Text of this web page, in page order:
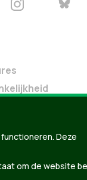
Deze
om de website